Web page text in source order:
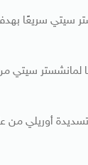
أوريلي من